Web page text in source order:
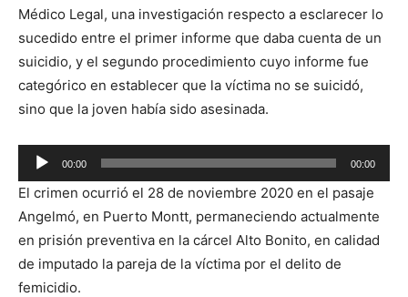
Médico Legal, una investigación respecto a esclarecer lo
sucedido entre el primer informe que daba cuenta de un
suicidio, y el segundo procedimiento cuyo informe fue
categórico en establecer que la víctima no se suicidó,
sino que la joven había sido asesinada.
Reproductor
de
audio
00:00 00:00
El crimen ocurrió el 28 de noviembre 2020 en el pasaje
Angelmó, en Puerto Montt, permaneciendo actualmente
en prisión preventiva en la cárcel Alto Bonito, en calidad
de imputado la pareja de la víctima por el delito de
femicidio.